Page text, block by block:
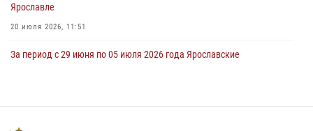
Ярославле
20 июля 2026, 11:51
За период с 29 июня по 05 июля 2026 года Ярославские